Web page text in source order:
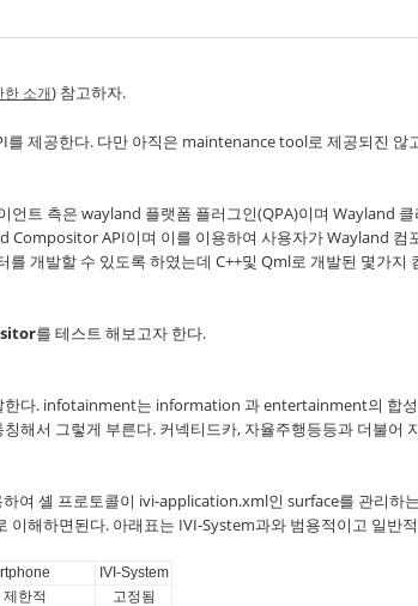
소개) 참고하자.
제공한다. 다만 아직은 maintenance tool로 제공되진 않
트 측은 wayland 플랫폼 플러그인(QPA)이며 Wayland
Compositor API이며 이를 이용하여 사용자가 Wayland 컴
개발할 수 있도록 하였는데 C++및 Qml로 개발된 몇가지
를 테스트 해보고자 한다.
다. infotainment는 information 과 entertainment의 합
해서 그렇게 부른다. 커넥티드카, 자율주행등등과 더불어
여 셸 프로토콜이 ivi-application.xml인 surface를 관리하
해하면된다. 아래표는 IVI-System과와 범용적이고 일반
IVI-System
한적
고정됨